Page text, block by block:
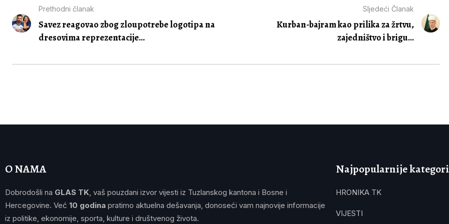
Prethodni članak
Savez reagovao zbog zloupotrebe logotipa na
dresovima reprezentacije...
Sljedeći Članak
Kurban-bajram kao prilika za žrtvu,
zajedništvo i brigu...
O NAMA
Dobrodošli na GLAS TK, vaš pouzdani izvor vijesti iz Tuzlanskog kantona i Bosne i
Hercegovine. Već 10 godina pratimo aktuelna dešavanja, donoseći vam najnovije informacije
iz politike, ekonomije, sporta, kulture i društvenog života.
Najpopularnije
HRONIKA TK
VIJESTI